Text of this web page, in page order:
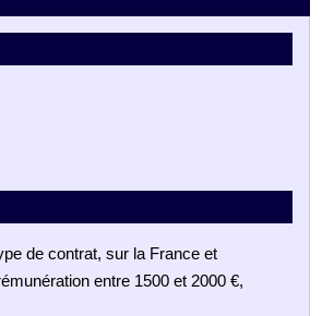
de contrat, sur la France et
entre 1500 et 2000 €,